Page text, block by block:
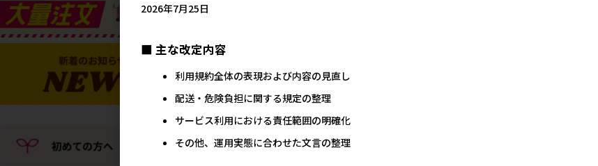
2026年7月25日
■ 主な改定内容
利用規約全体の表現および内容の見直し
配送・危険負担に関する規定の整理
サービス利用における責任範囲の明確化
その他、運用実態に合わせた文言の整理